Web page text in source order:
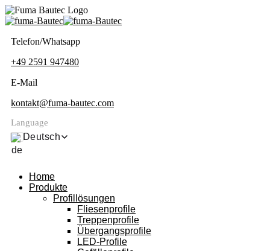
Telefon/Whatsapp
+49 2591 947480
E-Mail
kontakt@fuma-bautec.com
Language
Deutsch
Home
Produkte
Profillösungen
Fliesenprofile
Treppenprofile
Übergangsprofile
LED-Profile